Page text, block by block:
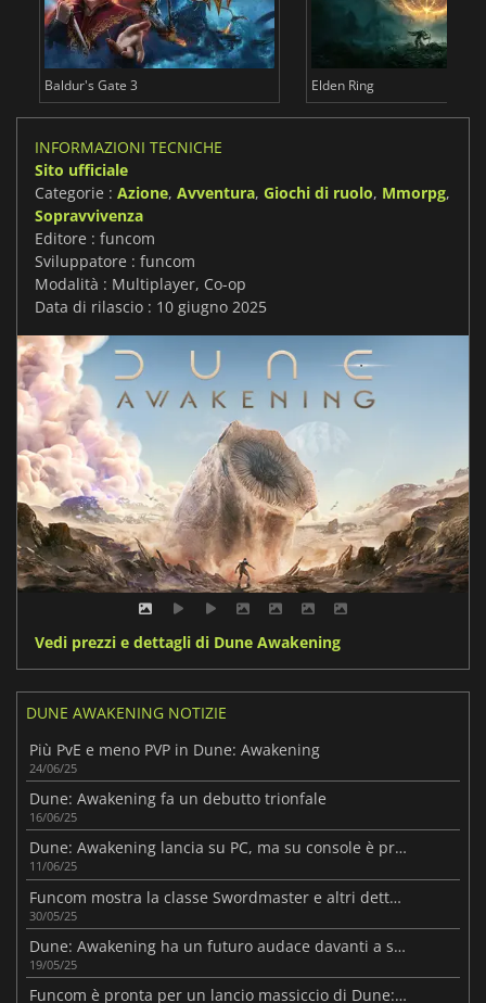
Baldur's Gate 3 Elden Ring
INFORMAZIONI TECNICHE
Sito ufficiale
Categorie : Azione, Avventura, Giochi di ruolo, Mmorpg,
Sopravvivenza
Editore : funcom
Sviluppatore : funcom
Modalità : Multiplayer, Co-op
Data di rilascio : 10 giugno 2025
Vedi prezzi e dettagli di Dune Awakening
DUNE AWAKENING NOTIZIE
Più PvE e meno PVP in Dune: Awakening
24/06/25
Dune: Awakening fa un debutto trionfale
16/06/25
Dune: Awakening lancia su PC, ma su console è previsto per il 2026
11/06/25
Funcom mostra la classe Swordmaster e altri dettagli su Dune: Awakening
30/05/25
Dune: Awakening ha un futuro audace davanti a sé, ma non senza difficoltà.
19/05/25
Funcom è pronta per un lancio massiccio di Dune: Awakening